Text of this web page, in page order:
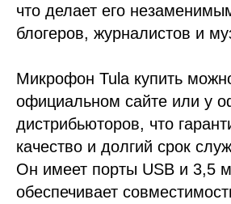
что делает его
блогеров, журналистов и
Микрофон Tula купить
официальном сайте или у
дистрибьюторов, что
качество и долгий срок
Он имеет порты USB и 3,5
обеспечивает